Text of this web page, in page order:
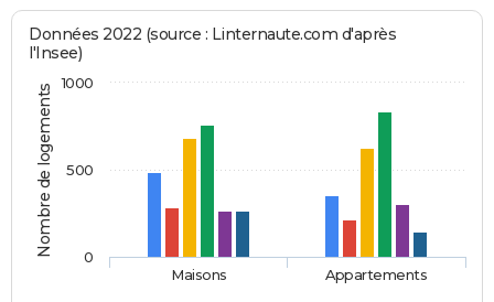
Nombre de logements
Données 2022 (source : Linternaute.com d'après
l'Insee)
Maisons Appartements
0
500
1000